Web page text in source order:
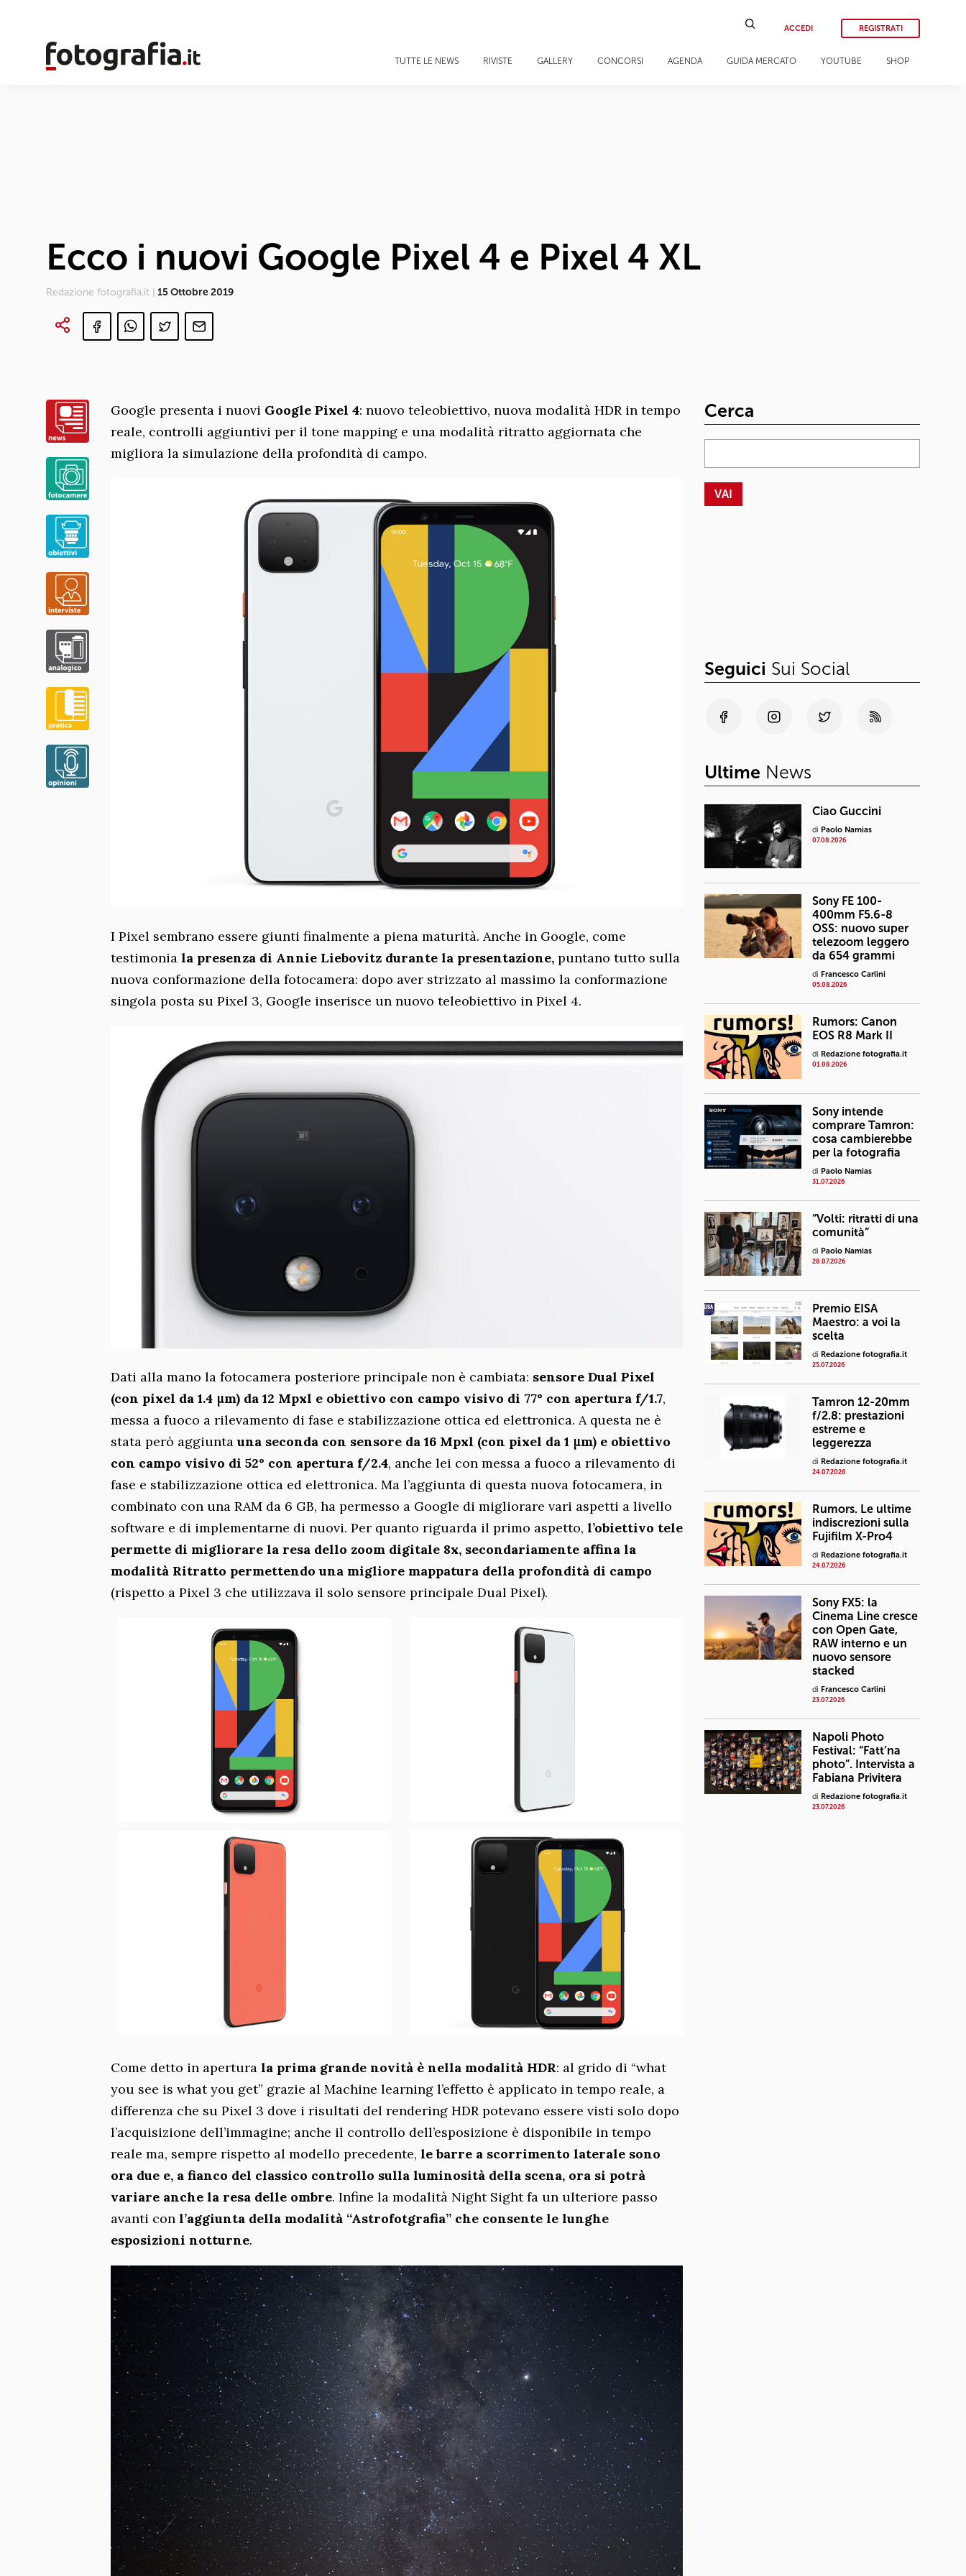
ACCEDI REGISTRATI
TUTTE LE NEWS RIVISTE GALLERY CONCORSI AGENDA GUIDA MERCATO YOUTUBE SHOP
Ecco i nuovi Google Pixel 4 e Pixel 4 XL
Redazione fotografia.it | 15 Ottobre 2019
Google presenta i nuovi Google Pixel 4: nuovo teleobiettivo, nuova modalità HDR in tempo
reale, controlli aggiuntivi per il tone mapping e una modalità ritratto aggiornata che
migliora la simulazione della profondità di campo.
I Pixel sembrano essere giunti finalmente a piena maturità. Anche in Google, come
testimonia la presenza di Annie Liebovitz durante la presentazione, puntano tutto sulla
nuova conformazione della fotocamera: dopo aver strizzato al massimo la conformazione
singola posta su Pixel 3, Google inserisce un nuovo teleobiettivo in Pixel 4.
Dati alla mano la fotocamera posteriore principale non è cambiata: sensore Dual Pixel
(con pixel da 1.4 μm) da 12 Mpxl e obiettivo con campo visivo di 77° con apertura f/1.7,
messa a fuoco a rilevamento di fase e stabilizzazione ottica ed elettronica. A questa ne è
stata però aggiuntauna seconda con sensore da 16 Mpxl (con pixel da 1 μm) e obiettivo
con campo visivo di 52° con apertura f/2.4, anche lei con messa a fuoco a rilevamento di
fase e stabilizzazione ottica ed elettronica. Ma l’aggiunta di questa nuova fotocamera, in
combinato con una RAM da 6 GB, ha permesso a Google di migliorare vari aspetti a livello
software e di implementarne di nuovi. Per quanto riguarda il primo aspetto, l’obiettivo tele
permette di migliorare la resa dello zoom digitale 8x, secondariamente affina la
modalità Ritratto permettendo una migliore mappatura della profondità di campo
(rispetto a Pixel 3 che utilizzava il solo sensore principale Dual Pixel).
Come detto in apertura la prima grande novità è nella modalità HDR: al grido di “what
you see is what you get” grazie al Machine learning l’effetto è applicato in tempo reale, a
differenza che su Pixel 3 dove i risultati del rendering HDR potevano essere visti solo dopo
l’acquisizione dell’immagine; anche il controllo dell’esposizione è disponibile in tempo
reale ma, sempre rispetto al modello precedente, le barre a scorrimento laterale sono
ora due e, a fianco del classico controllo sulla luminosità della scena, ora si potrà
variare anche la resa delle ombre. Infine la modalità Night Sight fa un ulteriore passo
avanti con l’aggiunta della modalità “Astrofotgrafia” che consente le lunghe
esposizioni notturne.
Cerca
Seguici Sui Social
Ultime News
Ciao Guccini
di Paolo Namias
07.08.2026
Sony FE 100-
400mm F5.6-8
OSS: nuovo super
telezoom leggero
da 654 grammi
di Francesco Carlini
05.08.2026
Rumors: Canon
EOS R8 Mark II
di Redazione fotografia.it
01.08.2026
Sony intende
comprare Tamron:
cosa cambierebbe
per la fotografia
di Paolo Namias
31.07.2026
“Volti: ritratti di una
comunità”
di Paolo Namias
28.07.2026
Premio EISA
Maestro: a voi la
scelta
di Redazione fotografia.it
25.07.2026
Tamron 12-20mm
f/2.8: prestazioni
estreme e
leggerezza
di Redazione fotografia.it
24.07.2026
Rumors. Le ultime
indiscrezioni sulla
Fujifilm X-Pro4
di Redazione fotografia.it
24.07.2026
Sony FX5: la
Cinema Line cresce
con Open Gate,
RAW interno e un
nuovo sensore
stacked
di Francesco Carlini
23.07.2026
Napoli Photo
Festival: “Fatt’na
photo”. Intervista a
Fabiana Privitera
di Redazione fotografia.it
23.07.2026